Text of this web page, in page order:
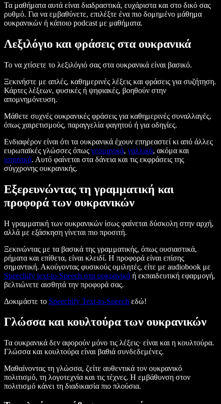
Τα μαθήματα αυτά είναι διαδραστικά, ευχάριστα και στο δικό σας
ρυθμό. Για να εμβαθύνετε, επιλέξτε ένα πιο δομημένο μάθημα
ουκρανικών ή κάποιο podcast με μαθήματα.
Λεξιλόγιο και φράσεις στα ουκρανικά
Το να χτίσετε το λεξιλόγιό σας στα ουκρανικά είναι βασικό.
Ξεκινήστε με απλές, καθημερινές λέξεις και φράσεις για συζήτηση.
Κάρτες λέξεων, φυσικές ή ψηφιακές, βοηθούν στην
απομνημόνευση.
Μάθετε συχνές ουκρανικές φράσεις για καθημερινές συναλλαγές,
όπως χαιρετισμούς, παραγγελία φαγητού ή για οδηγίες.
Ενδιαφέρον είναι ότι τα ουκρανικά έχουν επηρεαστεί κι από άλλες
ευρωπαϊκές γλώσσες όπως γερμανικά, γαλλικά, ακόμα και
ισπανικά. Αυτό φαίνεται στα δάνεια και τις εκφράσεις της
σύγχρονης ουκρανικής.
Εξερευνώντας τη γραμματική και
προφορά των ουκρανικών
Η γραμματική των ουκρανικών ίσως φαίνεται δύσκολη στην αρχή,
αλλά με εξάσκηση γίνεται πιο προσιτή.
Ξεκινώντας με τα βασικά της γραμματικής, όπως ουσιαστικά,
ρήματα και επίθετα, είναι κλειδί. Η προφορά είναι επίσης
σημαντική. Ακούγοντας φυσικούς ομιλητές, είτε με audiobook με
Speechify text-to-Speech στα ουκρανικά ή εκπαιδευτική εφαρμογή,
βελτιώνετε αισθητά την προφορά σας.
Δοκιμάστε το Speechify Text-to-Speech εδώ!
Γλώσσα και κουλτούρα των ουκρανικών
Τα ουκρανικά δεν αφορούν μόνο τις λέξεις· είναι και η κουλτούρα.
Γλώσσα και κουλτούρα είναι βαθιά συνδεδεμένες.
Μαθαίνοντας τη γλώσσα, ζείτε αυθεντικά τον ουκρανικό
πολιτισμό, τη λογοτεχνία και τις τέχνες. Η εμβάθυνση στον
πολιτισμό κάνει τη διαδικασία πιο πλούσια.